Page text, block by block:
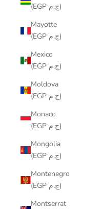
(EGP ج.م)
Mayotte
(EGP ج.م)
Mexico
(EGP ج.م)
Moldova
(EGP ج.م)
Monaco
(EGP ج.م)
Mongolia
(EGP ج.م)
Montenegro
(EGP ج.م)
Montserrat